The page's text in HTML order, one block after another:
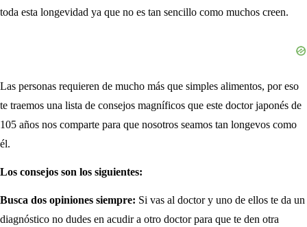
toda esta longevidad ya que no es tan sencillo como muchos creen.
Las personas requieren de mucho más que simples alimentos, por eso
te traemos una lista de consejos magníficos que este doctor japonés de
105 años nos comparte para que nosotros seamos tan longevos como
él.
Los consejos son los siguientes:
Busca dos opiniones siempre: Si vas al doctor y uno de ellos te da un
diagnóstico no dudes en acudir a otro doctor para que te den otra